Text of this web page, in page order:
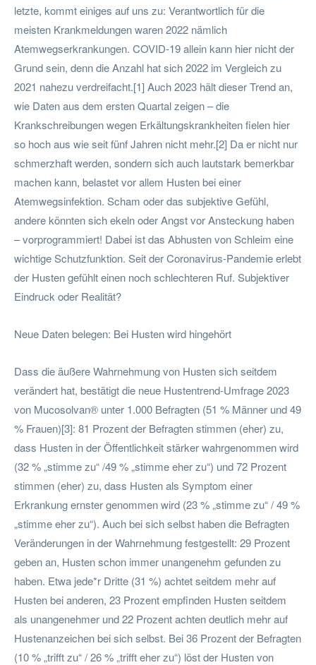
letzte, kommt einiges auf uns zu: Verantwortlich für die
meisten Krankmeldungen waren 2022 nämlich
Atemwegserkrankungen. COVID-19 allein kann hier nicht der
Grund sein, denn die Anzahl hat sich 2022 im Vergleich zu
2021 nahezu verdreifacht.[1] Auch 2023 hält dieser Trend an,
wie Daten aus dem ersten Quartal zeigen – die
Krankschreibungen wegen Erkältungskrankheiten fielen hier
so hoch aus wie seit fünf Jahren nicht mehr.[2] Da er nicht nur
schmerzhaft werden, sondern sich auch lautstark bemerkbar
machen kann, belastet vor allem Husten bei einer
Atemwegsinfektion. Scham oder das subjektive Gefühl,
andere könnten sich ekeln oder Angst vor Ansteckung haben
– vorprogrammiert! Dabei ist das Abhusten von Schleim eine
wichtige Schutzfunktion. Seit der Coronavirus-Pandemie erlebt
der Husten gefühlt einen noch schlechteren Ruf. Subjektiver
Eindruck oder Realität?
Neue Daten belegen: Bei Husten wird hingehört
Dass die äußere Wahrnehmung von Husten sich seitdem
verändert hat, bestätigt die neue Hustentrend-Umfrage 2023
von Mucosolvan® unter 1.000 Befragten (51 % Männer und 49
% Frauen)[3]: 81 Prozent der Befragten stimmen (eher) zu,
dass Husten in der Öffentlichkeit stärker wahrgenommen wird
(32 % „stimme zu“ /49 % „stimme eher zu“) und 72 Prozent
stimmen (eher) zu, dass Husten als Symptom einer
Erkrankung ernster genommen wird (23 % „stimme zu“ / 49 %
„stimme eher zu“). Auch bei sich selbst haben die Befragten
Veränderungen in der Wahrnehmung festgestellt: 29 Prozent
geben an, Husten schon immer unangenehm gefunden zu
haben. Etwa jede*r Dritte (31 %) achtet seitdem mehr auf
Husten bei anderen, 23 Prozent empfinden Husten seitdem
als unangenehmer und 22 Prozent achten deutlich mehr auf
Hustenanzeichen bei sich selbst. Bei 36 Prozent der Befragten
(10 % „trifft zu“ / 26 % „trifft eher zu“) löst der Husten von